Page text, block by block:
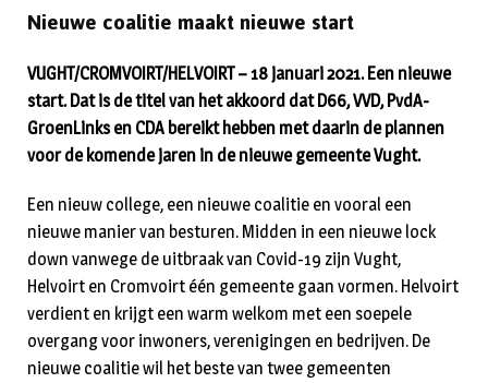
Nieuwe coalitie maakt nieuwe start
VUGHT/CROMVOIRT/HELVOIRT – 18 januari 2021. Een nieuwe
start. Dat is de titel van het akkoord dat D66, VVD, PvdA-
GroenLinks en CDA bereikt hebben met daarin de plannen
voor de komende jaren in de nieuwe gemeente Vught.
Een nieuw college, een nieuwe coalitie en vooral een
nieuwe manier van besturen. Midden in een nieuwe lock
down vanwege de uitbraak van Covid-19 zijn Vught,
Helvoirt en Cromvoirt één gemeente gaan vormen. Helvoirt
verdient en krijgt een warm welkom met een soepele
overgang voor inwoners, verenigingen en bedrijven. De
nieuwe coalitie wil het beste van twee gemeenten